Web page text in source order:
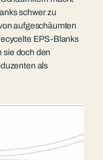
schwer zu
aufgeschäumten
EPS-Blanks
sie doch den
als